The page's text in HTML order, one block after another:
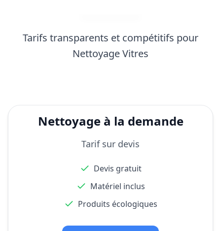
Tarifs transparents et compétitifs pour
Nettoyage Vitres
Nettoyage à la demande
Tarif sur devis
Devis gratuit
Matériel inclus
Produits écologiques